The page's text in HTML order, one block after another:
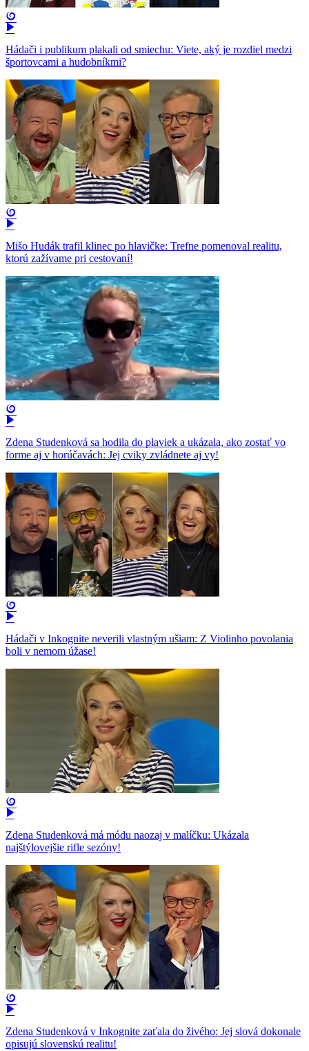
Hádači i publikum plakali od smiechu: Viete, aký je rozdiel medzi
športovcami a hudobníkmi?
Mišo Hudák trafil klinec po hlavičke: Trefne pomenoval realitu,
ktorú zažívame pri cestovaní!
Zdena Studenková sa hodila do plaviek a ukázala, ako zostať vo
forme aj v horúčavách: Jej cviky zvládnete aj vy!
Hádači v Inkognite neverili vlastným ušiam: Z Violinho povolania
boli v nemom úžase!
Zdena Studenková má módu naozaj v malíčku: Ukázala
najštýlovejšie rifle sezóny!
Zdena Studenková v Inkognite zaťala do živého: Jej slová dokonale
opisujú slovenskú realitu!